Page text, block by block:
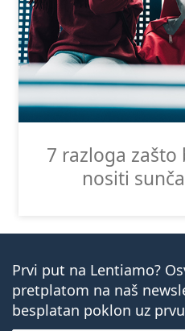
7 razloga zašto
nositi
Prvi put na Lentiamo?
pretplatom na naš
besplatan poklon uz